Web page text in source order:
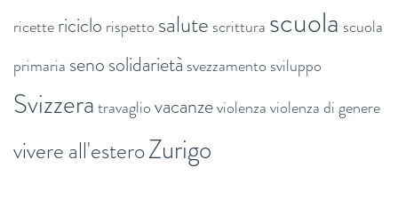
ricettericiclo rispetto salute scrittura scuola scuola
primaria senosolidarietà svezzamento sviluppo
Svizzeratravagliovacanzeviolenzaviolenza di genere
vivere all'esteroZurigo